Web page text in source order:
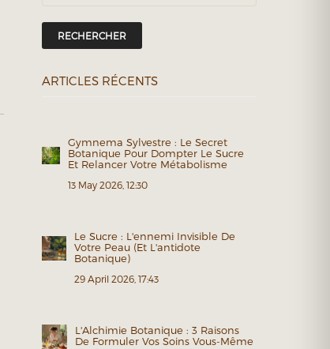
RECHERCHER
ARTICLES RÉCENTS
Gymnema Sylvestre : Le Secret
Botanique Pour Dompter Le Sucre
Et Relancer Votre Métabolisme
13 May 2026, 12:30
Le Sucre : L'ennemi Invisible De
Votre Peau (et L'antidote
Botanique)
29 April 2026, 17:43
L'Alchimie Botanique : 3 Raisons
De Formuler Vos Soins Vous-Même